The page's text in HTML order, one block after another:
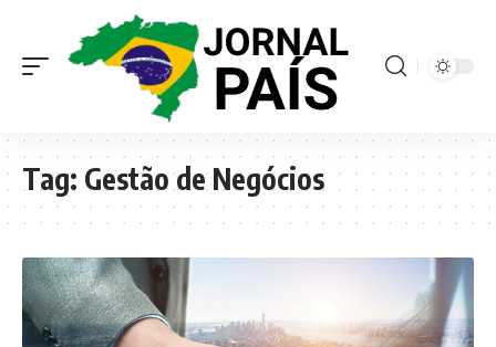
Tag: Gestão de Negócios